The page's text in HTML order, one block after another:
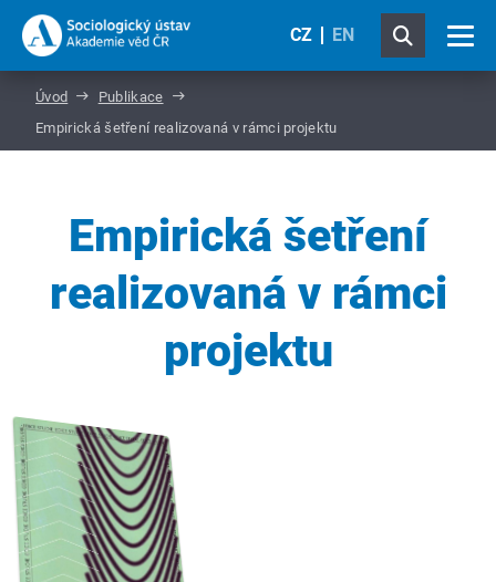
CZ EN
Úvod
Publikace
Empirická šetření realizovaná v rámci projektu
Empirická šetření
realizovaná v rámci
projektu